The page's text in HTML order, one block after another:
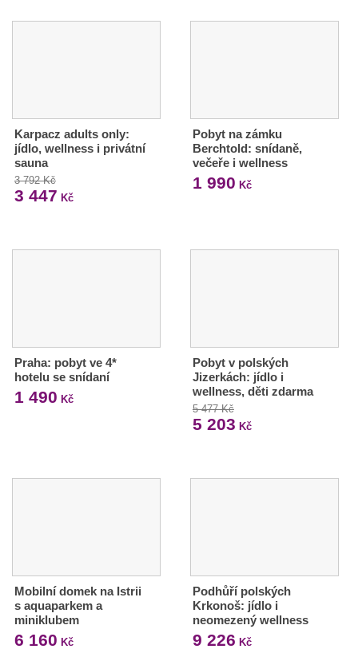
Karpacz adults only:
jídlo, wellness i privátní
sauna
3 792 Kč
3 447 Kč
Pobyt na zámku
Berchtold: snídaně,
večeře i wellness
1 990 Kč
Praha: pobyt ve 4*
hotelu se snídaní
1 490 Kč
Pobyt v polských
Jizerkách: jídlo i
wellness, děti zdarma
5 477 Kč
5 203 Kč
Mobilní domek na Istrii
s aquaparkem a
miniklubem
6 160 Kč
Podhůří polských
Krkonoš: jídlo i
neomezený wellness
9 226 Kč